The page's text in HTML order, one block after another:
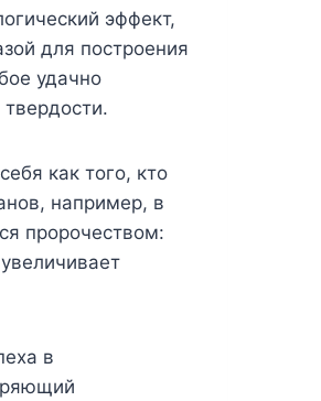
эффект,
для построения
удачно
как того, кто
например, в
пророчеством:
в